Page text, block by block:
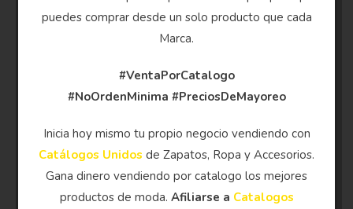
puedes comprar desde un solo producto que cada
Marca.
#VentaPorCatalogo
#NoOrdenMinima #PreciosDeMayoreo
Inicia hoy mismo tu propio negocio vendiendo con
Catálogos Unidos de Zapatos, Ropa y Accesorios.
Gana dinero vendiendo por catalogo los mejores
productos de moda. Afiliarse a Catalogos